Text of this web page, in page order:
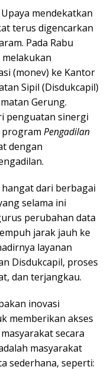
Upaya mendekatkan
terus digencarkan
Pada Rabu
(monev) ke Kantor
Sipil (Disdukcapil)
Gerung.
penguatan sinergi
program Pengadilan
dengan
dari berbagai
selama ini
perubahan data
jarak jauh ke
layanan
Disdukcapil, proses
dan terjangkau.
inovasi
memberikan akses
secara
masyarakat
sederhana, seperti: